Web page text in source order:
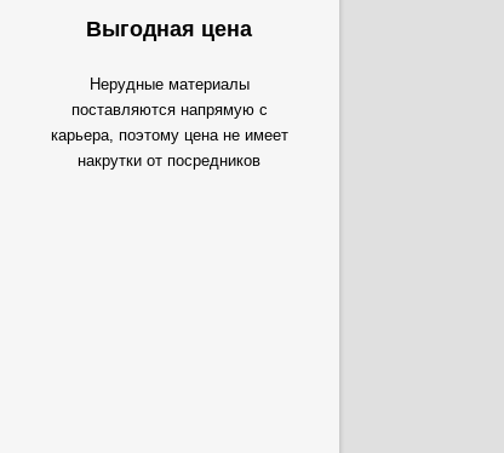
Выгодная цена
Нерудные материалы
поставляются напрямую с
карьера, поэтому цена не имеет
накрутки от посредников